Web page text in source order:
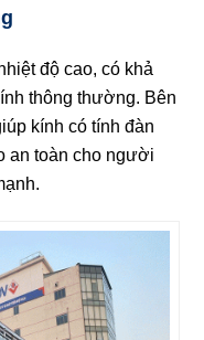
độ cao, có khả
thông thường. Bên
kính có tính đàn
an toàn cho người